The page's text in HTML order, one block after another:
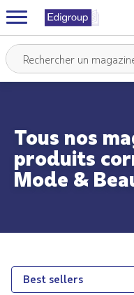
Tous nos
produits
Mode &
Best sellers